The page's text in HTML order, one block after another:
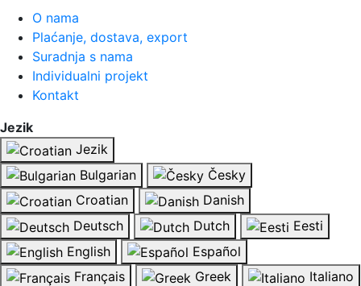
O nama
Plaćanje, dostava, export
Suradnja s nama
Individualni projekt
Kontakt
Jezik
Jezik
Bulgarian
Česky
Croatian
Danish
Deutsch
Dutch
Eesti
English
Español
Français
Greek
Italiano